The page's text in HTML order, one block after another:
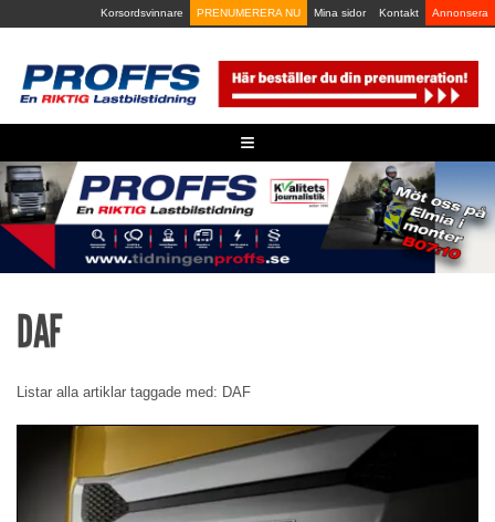
to
Korsordsvinnare PRENUMERERA NU Mina sidor Kontakt Annonsera
≡
DAF
Listar alla artiklar taggade med: DAF